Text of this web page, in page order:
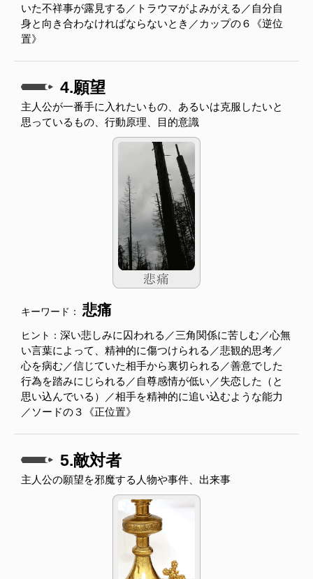
いた不祥事が露見する／トラウマがよみがえる／自分自
身と向き合わなければならないとき／カップの６《逆位
置》
4.願望
主人公が一番手に入れたいもの、あるいは克服したいと
思っているもの、行動原理、目的意識
キーワード： 悲痛
ヒント： 深い悲しみに囚われる／三角関係に苦しむ／心無
い言葉によって、精神的に傷つけられる／悲観的思考／
心を病む／信じていた相手から裏切られる／善意でした
行為を踏みにじられる／自尊感情が低い／失恋した（と
思い込んでいる）／相手を精神的に追い込むような能力
／ソードの３《正位置》
5.敵対者
主人公の願望を邪魔する人物や事件、出来事